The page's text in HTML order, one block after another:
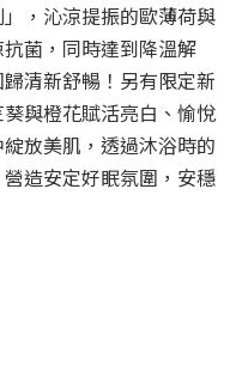
，沁涼提振的歐薄荷與
菌，同時達到降溫解
清新舒暢！另有限定新
與橙花賦活亮白、愉悅
放美肌，透過沐浴時的
造安定好眠氛圍，安穩